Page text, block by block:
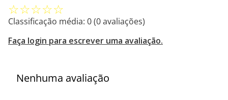
☆☆☆☆☆
Classificação média: 0(0 avaliações)
Faça login para escrever uma avaliação.
Nenhuma avaliação